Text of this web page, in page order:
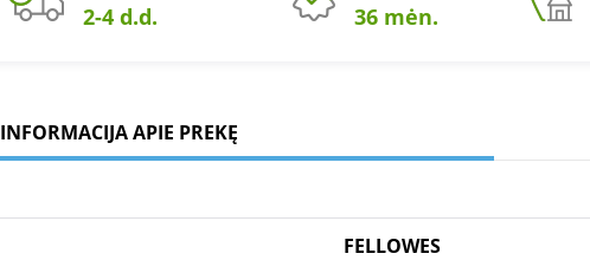
2-4 d.d. 36 mėn.
INFORMACIJA APIE PREKĘ
FELLOWES